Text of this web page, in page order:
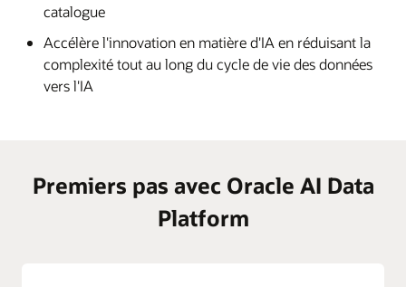
catalogue
Accélère l'innovation en matière d'IA en réduisant la
complexité tout au long du cycle de vie des données
vers l'IA
Premiers pas avec Oracle AI Data
Platform